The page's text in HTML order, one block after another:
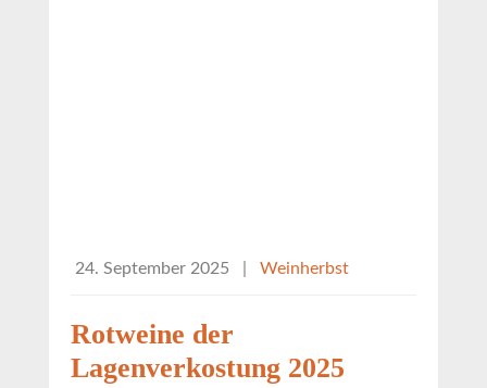
24. September 2025 Weinherbst
Rotweine der
Lagenverkostung 2025